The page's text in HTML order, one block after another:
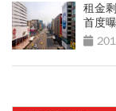
租金
首度